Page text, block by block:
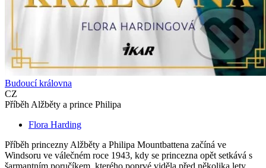
Budoucí královna
CZ
Příběh Alžběty a prince Philipa
Flora Harding
Příběh princezny Alžběty a Philipa Mountbattena začíná ve
Windsoru ve válečném roce 1943, kdy se princezna opět setkává s
šarmantním poručíkem, kterého poprvé viděla před několika lety...